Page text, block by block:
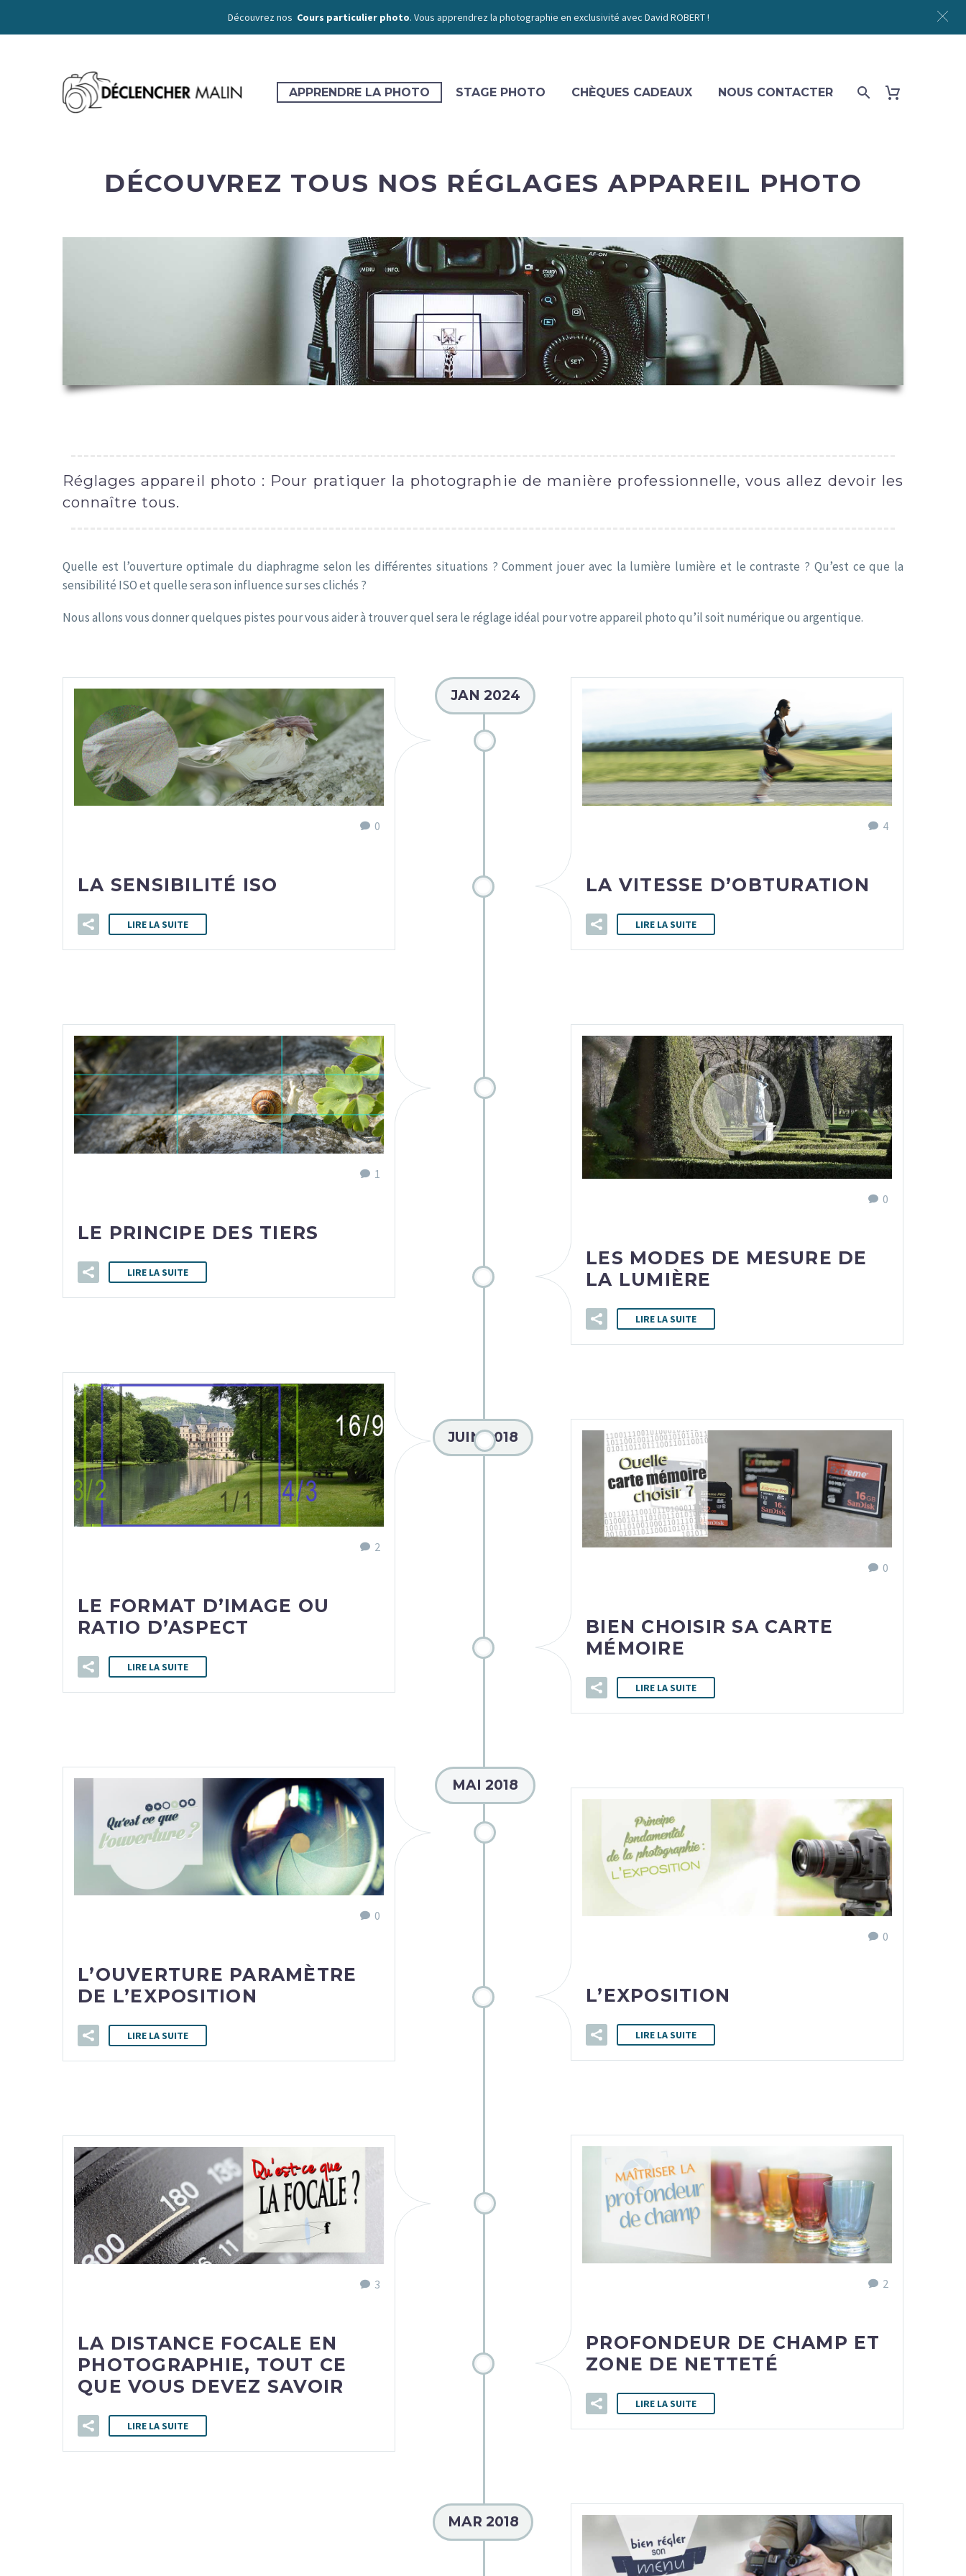
Découvrez nos Cours particulier photo. Vous apprendrez la photographie en exclusivité avec David ROBERT !
APPRENDRE LA PHOTO STAGE PHOTO CHÈQUES CADEAUX NOUS CONTACTER
DÉCOUVREZ TOUS NOS RÉGLAGES APPAREIL PHOTO
Réglages appareil photo : Pour pratiquer la photographie de manière professionnelle, vous allez devoir les
connaître tous.
Quelle est l’ouverture optimale du diaphragme selon les différentes situations ? Comment jouer avec la lumière lumière et le contraste ? Qu’est ce que la
sensibilité ISO et quelle sera son influence sur ses clichés ?
Nous allons vous donner quelques pistes pour vous aider à trouver quel sera le réglage idéal pour votre appareil photo qu’il soit numérique ou argentique.
JAN 2024
0
LA SENSIBILITÉ ISO
LIRE LA SUITE
4
LA VITESSE D’OBTURATION
LIRE LA SUITE
1
LE PRINCIPE DES TIERS
LIRE LA SUITE
0
LES MODES DE MESURE DE
LA LUMIÈRE
LIRE LA SUITE
2
LE FORMAT D’IMAGE OU
RATIO D’ASPECT
LIRE LA SUITE
JUIN 2018
0
BIEN CHOISIR SA CARTE
MÉMOIRE
LIRE LA SUITE
MAI 2018
0
L’OUVERTURE PARAMÈTRE
DE L’EXPOSITION
LIRE LA SUITE
0
L’EXPOSITION
LIRE LA SUITE
2
PROFONDEUR DE CHAMP ET
ZONE DE NETTETÉ
LIRE LA SUITE
3
LA DISTANCE FOCALE EN
PHOTOGRAPHIE, TOUT CE
QUE VOUS DEVEZ SAVOIR
LIRE LA SUITE
MAR 2018